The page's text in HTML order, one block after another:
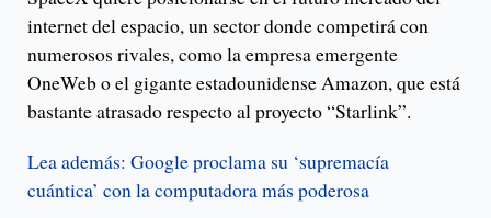
internet del espacio, un sector donde competirá con
numerosos rivales, como la empresa emergente
OneWeb o el gigante estadounidense Amazon, que está
bastante atrasado respecto al proyecto “Starlink”.
Lea además: Google proclama su ‘supremacía
cuántica’ con la computadora más poderosa